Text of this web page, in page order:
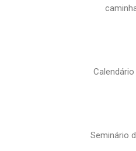
Seminário